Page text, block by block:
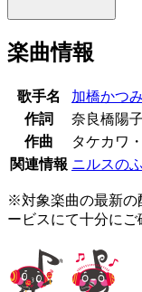
楽曲情報
歌手名
加橋かつみ
作詞
奈良橋陽子
作曲
タケカワ
関連情報 ニルスの
※対象楽曲の最新の
ービスにて十分にご